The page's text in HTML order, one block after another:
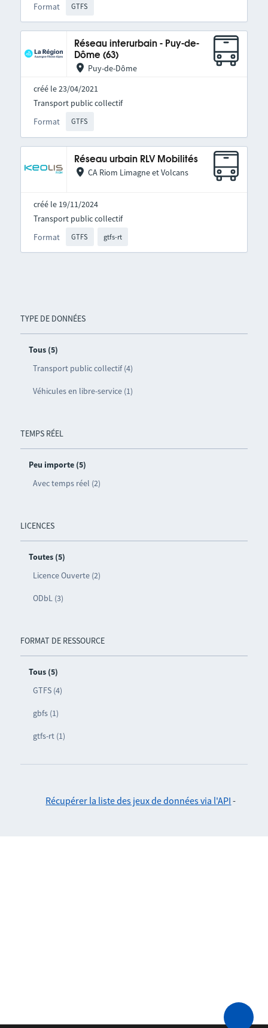
TYPE DE DONNÉES
Tous (5)
Transport public collectif (4)
Véhicules en libre-service (1)
TEMPS RÉEL
Peu importe (5)
Avec temps réel (2)
LICENCES
Toutes (5)
Licence Ouverte (2)
ODbL (3)
FORMAT DE RESSOURCE
Tous (5)
GTFS (4)
gbfs (1)
gtfs-rt (1)
Format GTFS
Réseau interurbain - Puy-de-
Dôme (63)
Puy-de-Dôme
créé le 23/04/2021
Format GTFS
Transport public collectif
Réseau urbain RLV Mobilités
CA Riom Limagne et Volcans
créé le 19/11/2024
Format GTFS gtfs-rt
Transport public collectif
Récupérer la liste des jeux de données via l'API -